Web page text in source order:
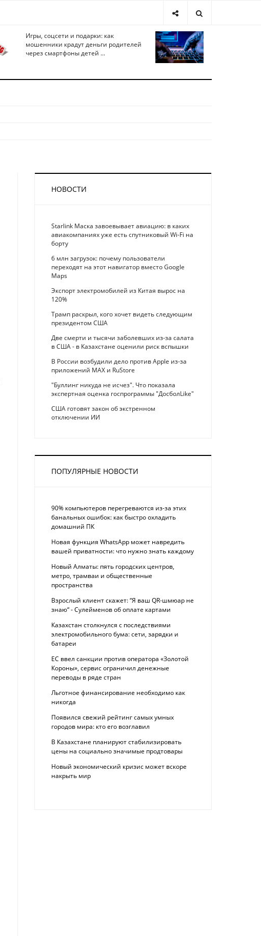
Игры, соцсети и подарки: как
мошенники крадут деньги родителей
через смартфоны детей ...
НОВОСТИ
Starlink Маска завоевывает авиацию: в каких
авиакомпаниях уже есть спутниковый Wi-Fi на
борту
6 млн загрузок: почему пользователи
переходят на этот навигатор вместо Google
Maps
Экспорт электромобилей из Китая вырос на
120%
Трамп раскрыл, кого хочет видеть следующим
президентом США
Две смерти и тысячи заболевших из-за салата
в США - в Казахстане оценили риск вспышки
В России возбудили дело против Apple из-за
приложений MAX и RuStore
"Буллинг никуда не исчез". Что показала
экспертная оценка госпрограммы "ДосболLike"
США готовят закон об экстренном
отключении ИИ
ПОПУЛЯРНЫЕ НОВОСТИ
90% компьютеров перегреваются из-за этих
банальных ошибок: как быстро охладить
домашний ПК
Новая функция WhatsApp может навредить
вашей приватности: что нужно знать каждому
Новый Алматы: пять городских центров,
метро, трамваи и общественные
пространства
Взрослый клиент скажет: “Я ваш QR-шмюар не
знаю“ - Сулейменов об оплате картами
Казахстан столкнулся с последствиями
электромобильного бума: сети, зарядки и
батареи
ЕС ввел санкции против оператора «Золотой
Короны», сервис ограничил денежные
переводы в ряде стран
Льготное финансирование необходимо как
никогда
Появился свежий рейтинг самых умных
городов мира: кто его возглавил
В Казахстане планируют стабилизировать
цены на социально значимые продтовары
Новый экономический кризис может вскоре
накрыть мир